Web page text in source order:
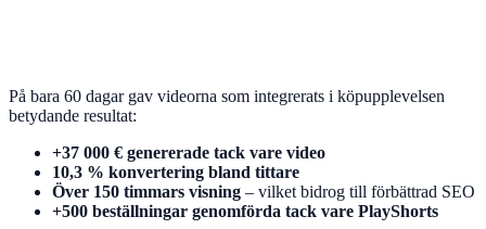
På bara 60 dagar gav videorna som integrerats i köpupplevelsen
betydande resultat:
+37 000 € genererade tack vare video
10,3 % konvertering bland tittare
Över 150 timmars visning – vilket bidrog till förbättrad SEO
+500 beställningar genomförda tack vare PlayShorts